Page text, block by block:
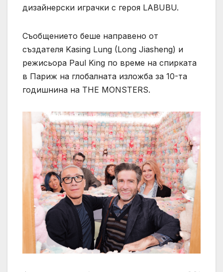
дизайнерски играчки с героя LABUBU.
Съобщението беше направено от
създателя Kasing Lung (Long Jiasheng) и
режисьора Paul King по време на спирката
в Париж на глобалната изложба за 10-та
годишнина на THE MONSTERS.